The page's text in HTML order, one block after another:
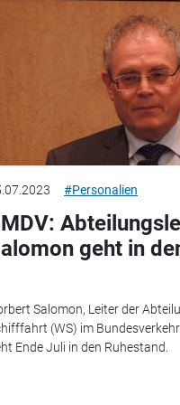
#Personalien
geht in
Salomon, Leiter der
(WS) im
Ende Juli in den Ruhestand.